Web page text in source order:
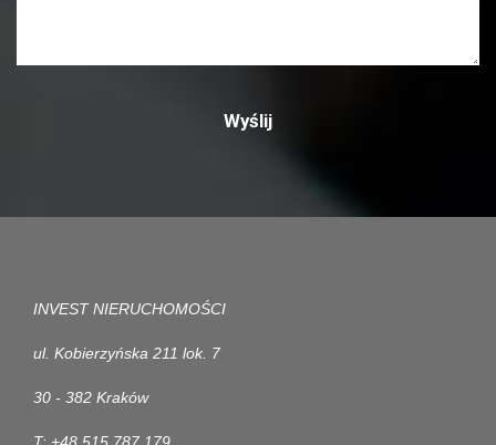
INVEST NIERUCHOMOŚCI
ul. Kobierzyńska 211 lok. 7
30 - 382 Kraków